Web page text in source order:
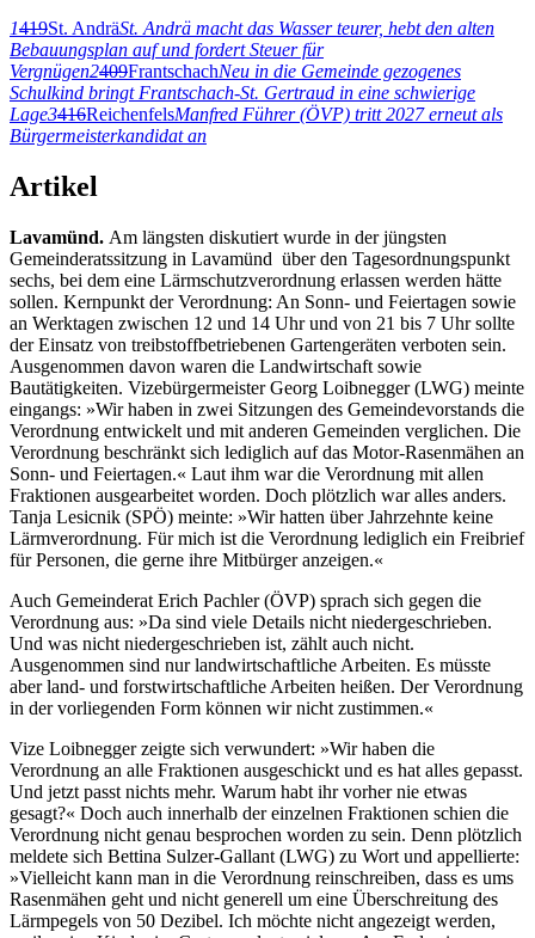
1419St. AndräSt. Andrä macht das Wasser teurer, hebt den alten
Bebauungsplan auf und fordert Steuer für
Vergnügen2409FrantschachNeu in die Gemeinde gezogenes
Schulkind bringt Frantschach-St. Gertraud in eine schwierige
Lage3416ReichenfelsManfred Führer (ÖVP) tritt 2027 erneut als
Bürgermeisterkandidat an
Artikel
Lavamünd. Am längsten diskutiert wurde in der jüngsten
Gemeinderatssitzung in Lavamünd über den Tagesordnungspunkt
sechs, bei dem eine Lärmschutzverordnung erlassen werden hätte
sollen. Kernpunkt der Verordnung: An Sonn- und Feiertagen sowie
an Werktagen zwischen 12 und 14 Uhr und von 21 bis 7 Uhr sollte
der Einsatz von treibstoffbetriebenen Gartengeräten verboten sein.
Ausgenommen davon waren die Landwirtschaft sowie
Bautätigkeiten. Vizebürgermeister Georg Loibnegger (LWG) meinte
eingangs: »Wir haben in zwei Sitzungen des Gemeindevorstands die
Verordnung entwickelt und mit anderen Gemeinden verglichen. Die
Verordnung beschränkt sich lediglich auf das Motor-Rasenmähen an
Sonn- und Feiertagen.« Laut ihm war die Verordnung mit allen
Fraktionen ausgearbeitet worden. Doch plötzlich war alles anders.
Tanja Lesicnik (SPÖ) meinte: »Wir hatten über Jahrzehnte keine
Lärmverordnung. Für mich ist die Verordnung lediglich ein Freibrief
für Personen, die gerne ihre Mitbürger anzeigen.«
Auch Gemeinderat Erich Pachler (ÖVP) sprach sich gegen die
Verordnung aus: »Da sind viele Details nicht niedergeschrieben.
Und was nicht niedergeschrieben ist, zählt auch nicht.
Ausgenommen sind nur landwirtschaftliche Arbeiten. Es müsste
aber land- und forstwirtschaftliche Arbeiten heißen. Der Verordnung
in der vorliegenden Form können wir nicht zustimmen.«
Vize Loibnegger zeigte sich verwundert: »Wir haben die
Verordnung an alle Fraktionen ausgeschickt und es hat alles gepasst.
Und jetzt passt nichts mehr. Warum habt ihr vorher nie etwas
gesagt?« Doch auch innerhalb der einzelnen Fraktionen schien die
Verordnung nicht genau besprochen worden zu sein. Denn plötzlich
meldete sich Bettina Sulzer-Gallant (LWG) zu Wort und appellierte:
»Vielleicht kann man in die Verordnung reinschreiben, dass es ums
Rasenmähen geht und nicht generell um eine Überschreitung des
Lärmpegels von 50 Dezibel. Ich möchte nicht angezeigt werden,